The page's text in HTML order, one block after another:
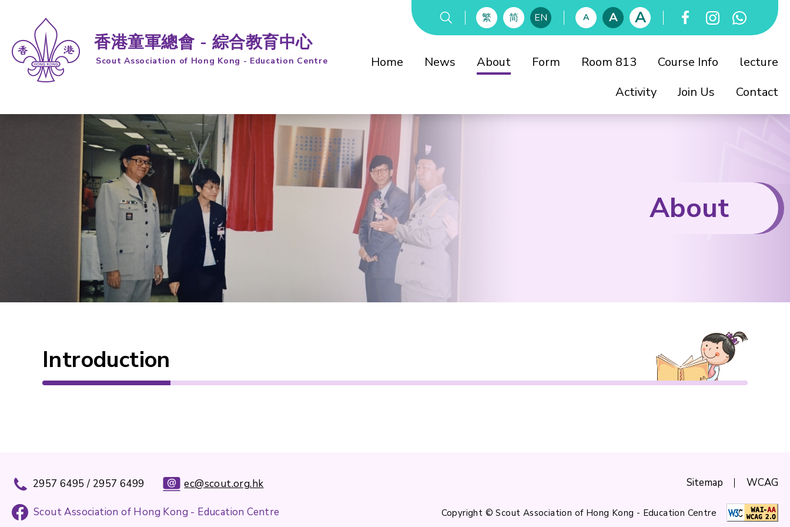
香港童軍總會 - 綜合教育中心
Scout Association of Hong Kong - Education Centre
跳到內容 (按輸入鍵)
繁 简 EN A A A
Home News About Form Room 813 Course Info
lecture
Activity
Join Us Contact
About
Introduction
2957 6495 / 2957 6499 ec@scout.org.hk
Scout Association of Hong Kong - Education Centre
Sitemap WCAG
Copyright © Scout Association of Hong Kong - Education Centre